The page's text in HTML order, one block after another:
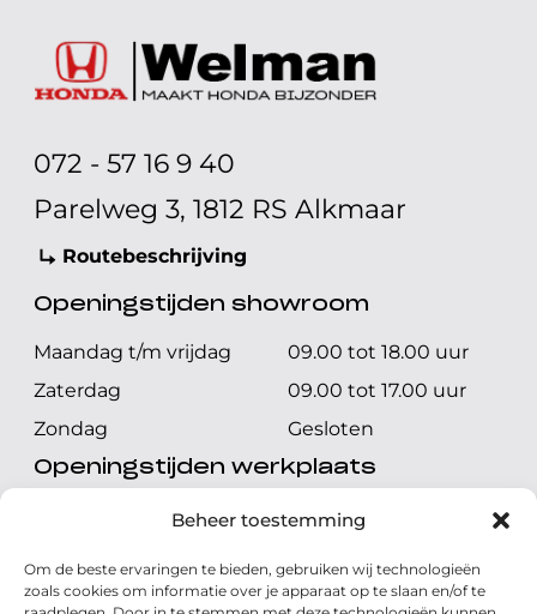
Beheer toestemming
Om de beste ervaringen te bieden, gebruiken wij technologieën
zoals cookies om informatie over je apparaat op te slaan en/of te
072 - 57 16 9 40
Parelweg 3, 1812 RS Alkmaar
Routebeschrijving
Openingstijden showroom
Maandag t/m vrijdag
09.00 tot 18.00 uur
Zaterdag
09.00 tot 17.00 uur
Zondag
Gesloten
Openingstijden werkplaats
Maandag t/m vrijdag
08.00 tot 17.00 uur
Zondag
Gesloten